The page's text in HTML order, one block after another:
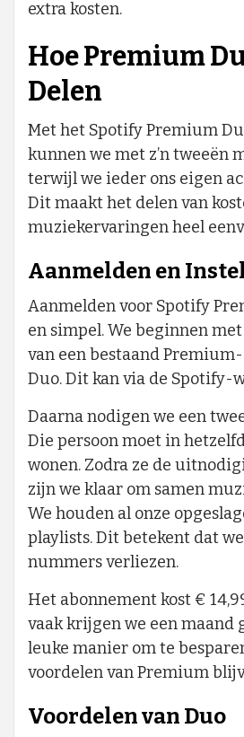
extra kosten.
Hoe Premium
Delen
Met het Spotify Premium
kunnen we met z’n tweeën
terwijl we ieder ons eigen
Dit maakt het delen van
muziekervaringen heel
Aanmelden en
Aanmelden voor Spotify
en simpel. We beginnen
van een bestaand
Duo. Dit kan via de Spotify-
Daarna nodigen we een
Die persoon moet in
wonen. Zodra ze de
zijn we klaar om samen
We houden al onze
playlists. Dit betekent dat
nummers verliezen.
Het abonnement kost €
vaak krijgen we een maand
leuke manier om te
voordelen van Premium
Voordelen van Duo